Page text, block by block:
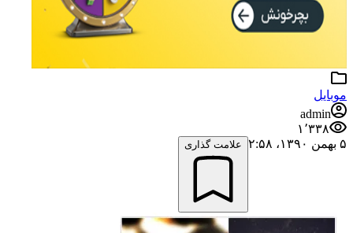
موبایل
admin
۱٬۳۳۸
۵ بهمن ۱۳۹۰،‏ ۲:۵۸
علامت گذاری